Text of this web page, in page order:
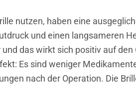
nutzen, haben eine
und einen langsameren
das wirkt sich positiv auf den
Es sind weniger
nach der Operation. Die